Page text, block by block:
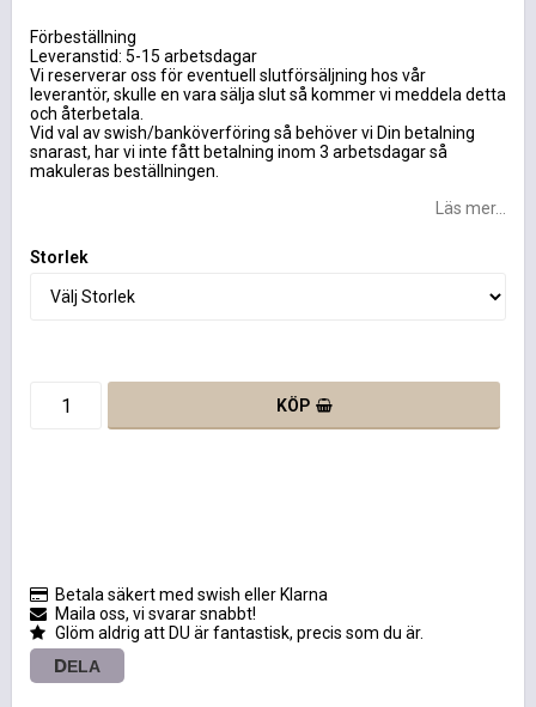
Förbeställning
Leveranstid: 5-15 arbetsdagar
Vi reserverar oss för eventuell slutförsäljning hos vår
leverantör, skulle en vara sälja slut så kommer vi meddela detta
och återbetala.
Vid val av swish/banköverföring så behöver vi Din betalning
snarast, har vi inte fått betalning inom 3 arbetsdagar så
makuleras beställningen.
Läs mer...
Storlek
KÖP
Betala säkert med swish eller Klarna
Maila oss, vi svarar snabbt!
Glöm aldrig att DU är fantastisk, precis som du är.
DELA